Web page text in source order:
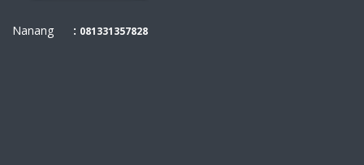
Nanang : 081331357828